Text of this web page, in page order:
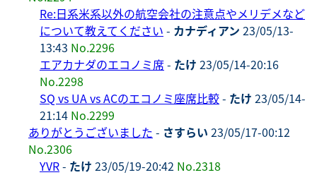
Re:日系米系以外の航空会社の注意点やメリデメなど
について教えてください - カナディアン 23/05/13-
13:43 No.2296
エアカナダのエコノミ席- たけ 23/05/14-20:16
No.2298
SQ vs UA vs ACのエコノミ座席比較- たけ 23/05/14-
21:14 No.2299
ありがとうございました - さすらい 23/05/17-00:12
No.2306
YVR- たけ 23/05/19-20:42 No.2318